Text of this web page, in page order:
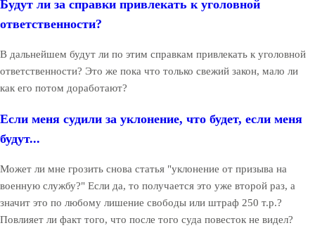
Будут ли за справки привлекать к уголовной
ответственности?
В дальнейшем будут ли по этим справкам привлекать к уголовной
ответственности? Это же пока что только свежий закон, мало ли
как его потом доработают?
Если меня судили за уклонение, что будет, если меня
будут...
Может ли мне грозить снова статья "уклонение от призыва на
военную службу?" Если да, то получается это уже второй раз, а
значит это по любому лишение свободы или штраф 250 т.р.?
Повлияет ли факт того, что после того суда повесток не видел?